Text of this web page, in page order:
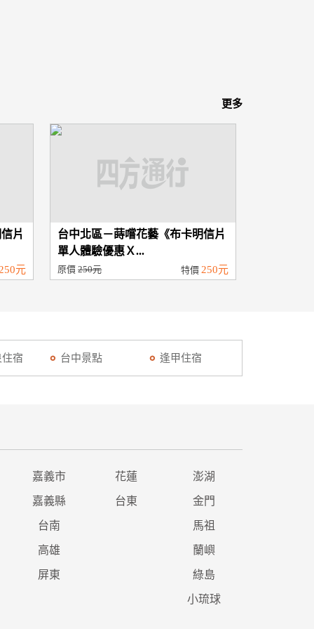
更多
片
元
台中北區－蒔嚐花藝《布卡明信片
單人體驗優惠Ｘ...
原價250元 特價 250元
宿 台中景點 逢甲住宿
嘉義市 花蓮 澎湖
嘉義縣 台東 金門
台南 馬祖
高雄 蘭嶼
屏東 綠島
小琉球